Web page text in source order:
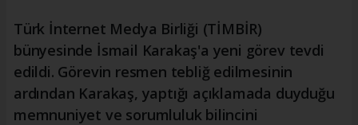
Türk İnternet Medya Birliği (TİMBİR)
bünyesinde İsmail Karakaş'a yeni görev tevdi
edildi. Görevin resmen tebliğ edilmesinin
ardından Karakaş, yaptığı açıklamada duyduğu
memnuniyet ve sorumluluk bilincini